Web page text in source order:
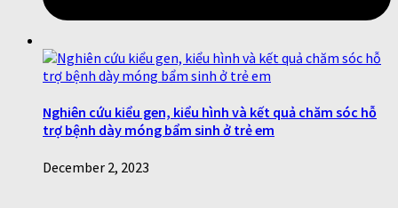
Nghiên cứu kiểu gen, kiểu hình và kết quả chăm sóc hỗ
trợ bệnh dày móng bẩm sinh ở trẻ em
December 2, 2023